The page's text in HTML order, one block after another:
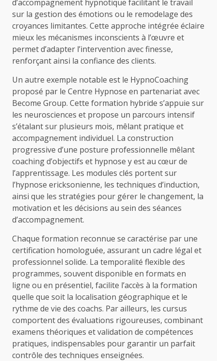
d’accompagnement hypnotique facilitant le travail
sur la gestion des émotions ou le remodelage des
croyances limitantes. Cette approche intégrée éclaire
mieux les mécanismes inconscients à l’œuvre et
permet d’adapter l’intervention avec finesse,
renforçant ainsi la confiance des clients.
Un autre exemple notable est le HypnoCoaching
proposé par le Centre Hypnose en partenariat avec
Become Group. Cette formation hybride s’appuie sur
les neurosciences et propose un parcours intensif
s’étalant sur plusieurs mois, mêlant pratique et
accompagnement individuel. La construction
progressive d’une posture professionnelle mêlant
coaching d’objectifs et hypnose y est au cœur de
l’apprentissage. Les modules clés portent sur
l’hypnose ericksonienne, les techniques d’induction,
ainsi que les stratégies pour gérer le changement, la
motivation et les décisions au sein des séances
d’accompagnement.
Chaque formation reconnue se caractérise par une
certification homologuée, assurant un cadre légal et
professionnel solide. La temporalité flexible des
programmes, souvent disponible en formats en
ligne ou en présentiel, facilite l’accès à la formation
quelle que soit la localisation géographique et le
rythme de vie des coachs. Par ailleurs, les cursus
comportent des évaluations rigoureuses, combinant
examens théoriques et validation de compétences
pratiques, indispensables pour garantir un parfait
contrôle des techniques enseignées.